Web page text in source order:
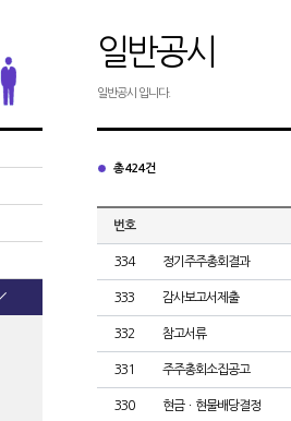
일반공시
일반공시 입니다.
총 424건
번호
334 정기주주총회결과
333 감사보고서제출
332 참고서류
331 주주총회소집공고
330 현금ㆍ현물배당결정